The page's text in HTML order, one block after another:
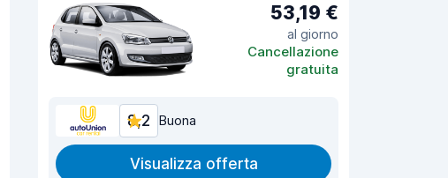
53,19 €
al giorno
Cancellazione
gratuita
8,2 Buona
Visualizza offerta